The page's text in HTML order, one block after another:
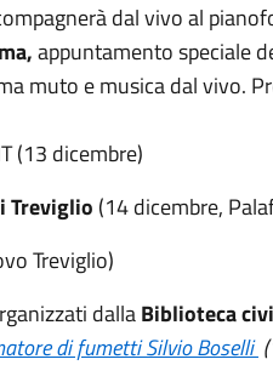
dal vivo al
appuntamento speciale
muto e musica dal vivo.
(13 dicembre)
Treviglio (14 dicembre,
Treviglio)
dallaBiblioteca
di fumetti Silvio Boselli